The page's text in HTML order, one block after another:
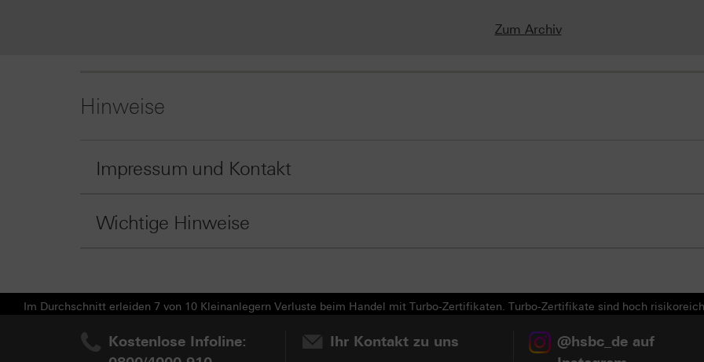
Zum Archiv
Hinweise
Impressum und Kontakt
Wichtige Hinweise
Im Durchschnitt erleiden 7 von 10 Kleinanlegern Verluste beim Handel mit Turbo-Zertifikaten. Turbo-Zertifikate sind hoch
Kostenlose Infoline:
Ihr Kontakt zu uns
@hsbc_de auf